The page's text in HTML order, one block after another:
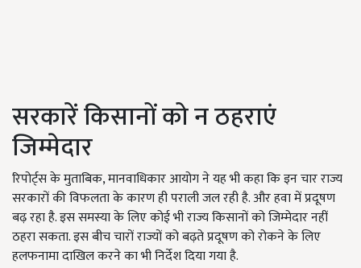
सरकारें किसानों को न ठहराएं
जिम्मेदार
रिपोर्ट्स के मुताबिक, मानवाधिकार आयोग ने यह भी कहा कि इन चार राज्य
सरकारों की विफलता के कारण ही पराली जल रही है. और हवा में प्रदूषण
बढ़ रहा है. इस समस्या के लिए कोई भी राज्य किसानों को जिम्मेदार नहीं
ठहरा सकता. इस बीच चारों राज्यों को बढ़ते प्रदूषण को रोकने के लिए
हलफनामा दाखिल करने का भी निर्देश दिया गया है.